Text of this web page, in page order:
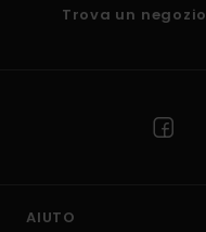
Trova un negozio
AIUTO